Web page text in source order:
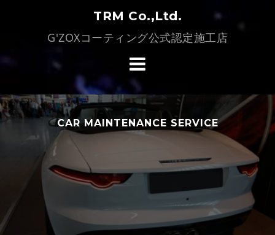
ス
キ
TRM Co.,Ltd.
G'ZOXコーティング公式認定施工店
CAR MAINTENANCE SERVICE